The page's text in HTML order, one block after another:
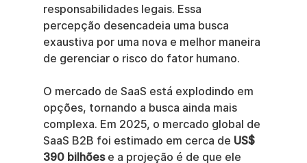
responsabilidades legais. Essa
percepção desencadeia uma busca
exaustiva por uma nova e melhor maneira
de gerenciar o risco do fator humano.
O mercado de SaaS está explodindo em
opções, tornando a busca ainda mais
complexa. Em 2025, o mercado global de
SaaS B2B foi estimado em cerca de US$
390 bilhões e a projeção é de que ele